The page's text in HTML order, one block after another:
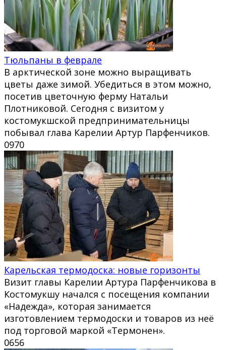
Тюльпаны в феврале
В арктической зоне можно выращивать
цветы даже зимой. Убедиться в этом можно,
посетив цветочную ферму Натальи
Плотниковой. Сегодня с визитом у
костомукшской предпринимательницы
побывал глава Карелии Артур Парфенчиков.
0970
Карельская термодоска: новые горизонты
Визит главы Карелии Артура Парфенчикова в
Костомукшу начался с посещения компании
«Надежда», которая занимается
изготовлением термодоски и товаров из неё
под торговой маркой «Термонен».
0656